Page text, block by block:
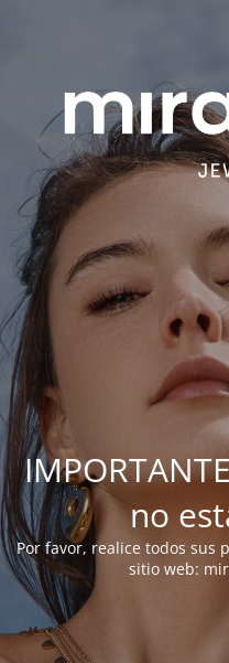
no
Por favor, realice todos sus
sitio web: